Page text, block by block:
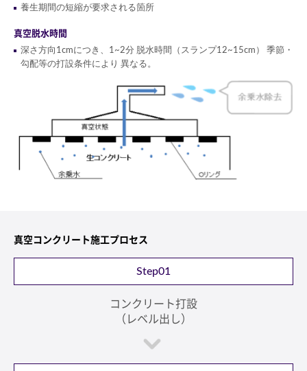
養生期間の短縮が要求される箇所
真空脱水時間
深さ方向1cmにつき、1~2分 脱水時間（スランプ12~15cm） 季節・
勾配等の打設条件により 異なる。
真空コンクリート施工プロセス
Step01
コンクリート打設
（レベル出し）